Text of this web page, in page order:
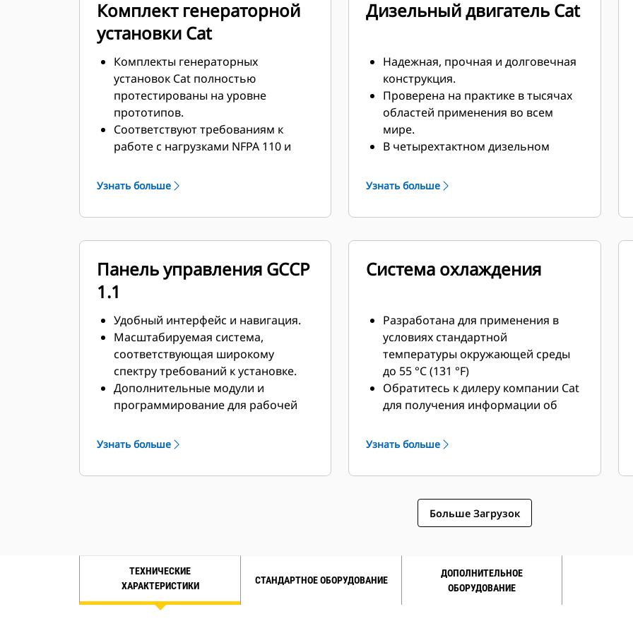
Комплект генераторной
установки Cat
Комплекты генераторных
установок Cat полностью
протестированы на уровне
прототипов.
Соответствуют требованиям к
работе с нагрузками NFPA 110 и
номинальной нагрузки за один
Соответствуют требованиям ISO
Узнать больше
Дизельный двигатель Cat
Надежная, прочная и долговечная
конструкция.
Проверена на практике в тысячах
областей применения во всем
мире.
В четырехтактном дизельном
согласованная
превосходная топливная
Узнать больше
Панель управления GCCP
1.1
Удобный интерфейс и навигация.
Масштабируемая система,
соответствующая широкому
спектру требований к установке.
Дополнительные модули и
программирование для рабочей
требованиями клиента.
Узнать больше
Система охлаждения
Разработана для применения в
условиях стандартной
температуры окружающей среды
до 55 °C (131 °F)
Обратитесь к дилеру компании Cat
для получения информации об
режимах работы.
Узнать больше
Больше Загрузок
ТЕХНИЧЕСКИЕ
ХАРАКТЕРИСТИКИ
СТАНДАРТНОЕ ОБОРУДОВАНИЕ
ДОПОЛНИТЕЛЬНОЕ
ОБОРУДОВАНИЕ